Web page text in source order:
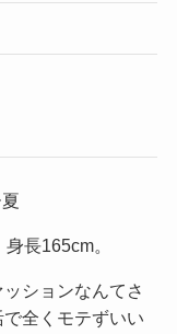
長165cm。
ションなんてさ
全くモテずいい